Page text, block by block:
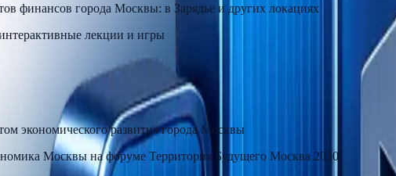
финансов города Москвы: в Зарядье и других локациях
лекции и игры
экономического развития города Москвы
Москвы на форуме Территория Будущего Москва 2030